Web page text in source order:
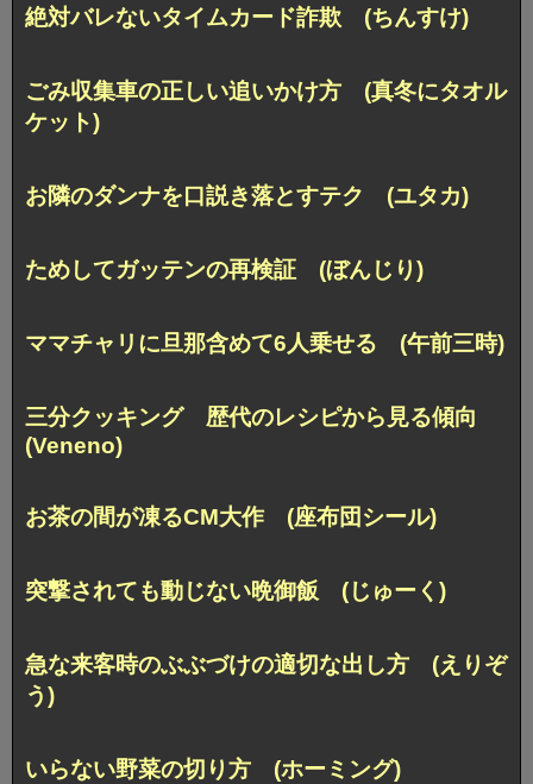
絶対バレないタイムカード詐欺 (ちんすけ)
ごみ収集車の正しい追いかけ方 (真冬にタオル
ケット)
お隣のダンナを口説き落とすテク (ユタカ)
ためしてガッテンの再検証 (ぼんじり)
ママチャリに旦那含めて6人乗せる (午前三時)
三分クッキング 歴代のレシピから見る傾向
(Veneno)
お茶の間が凍るCM大作 (座布団シール)
突撃されても動じない晩御飯 (じゅーく)
急な来客時のぶぶづけの適切な出し方 (えりぞ
う)
いらない野菜の切り方 (ホーミング)